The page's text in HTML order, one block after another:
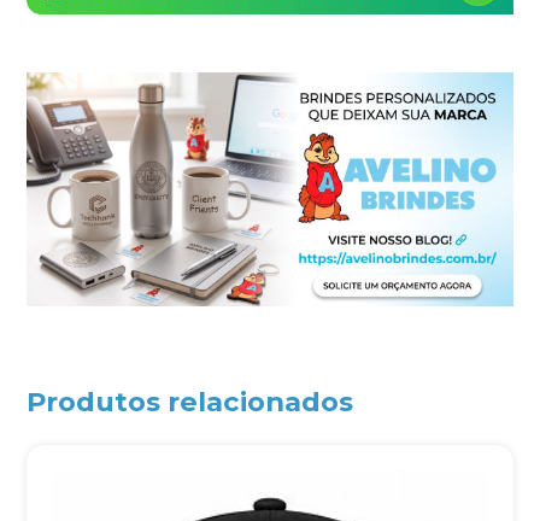
Produtos relacionados